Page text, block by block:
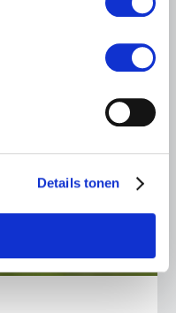
Details tonen